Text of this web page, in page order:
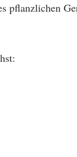
pflanzlichen